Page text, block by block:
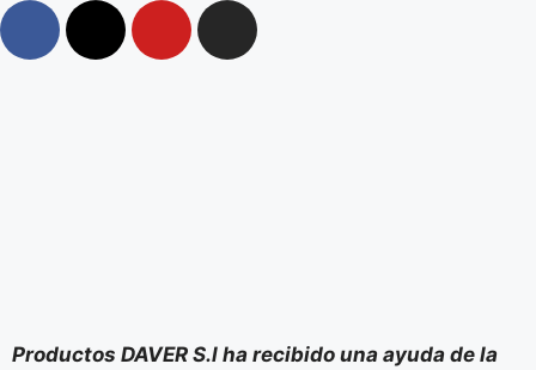
Productos DAVER S.l ha recibido una ayuda de la